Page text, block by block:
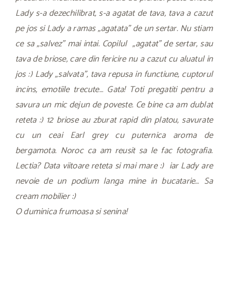
Lady s-a dezechilibrat, s-a agatat de tava, tava a cazut
pe jos si Lady a ramas „agatata” de un sertar. Nu stiam
ce sa „salvez” mai intai. Copilul „agatat” de sertar, sau
tava de briose, care din fericire nu a cazut cu aluatul in
jos :) Lady „salvata”, tava repusa in functiune, cuptorul
incins, emotiile trecute… Gata! Toti pregatiti pentru a
savura un mic dejun de poveste. Ce bine ca am dublat
reteta :) 12 briose au zburat rapid din platou, savurate
cu un ceai Earl grey cu puternica aroma de
bergamota. Noroc ca am reusit sa le fac fotografia.
Lectia? Data viitoare reteta si mai mare :) iar Lady are
nevoie de un podium langa mine in bucatarie… Sa
cream mobilier :)
O duminica frumoasa si senina!